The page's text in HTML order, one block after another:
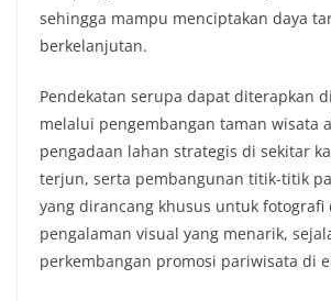
sehingga mampu menciptakan daya
berkelanjutan.
Pendekatan serupa dapat diterapkan
melalui pengembangan taman wisata
pengadaan lahan strategis di sekitar
terjun, serta pembangunan titik-titik
yang dirancang khusus untuk fotografi
pengalaman visual yang menarik,
perkembangan promosi pariwisata di